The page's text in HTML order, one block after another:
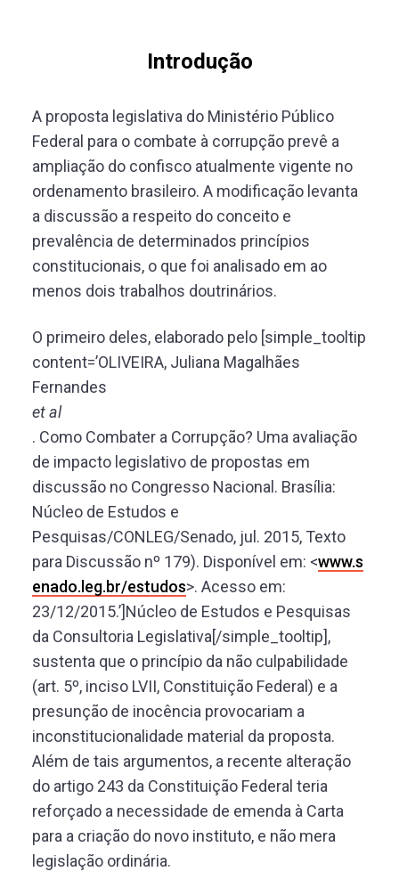
Introdução
A proposta legislativa do Ministério Público
Federal para o combate à corrupção prevê a
ampliação do confisco atualmente vigente no
ordenamento brasileiro. A modificação levanta
a discussão a respeito do conceito e
prevalência de determinados princípios
constitucionais, o que foi analisado em ao
menos dois trabalhos doutrinários.
O primeiro deles, elaborado pelo [simple_tooltip
content=’OLIVEIRA, Juliana Magalhães
Fernandes
et al
. Como Combater a Corrupção? Uma avaliação
de impacto legislativo de propostas em
discussão no Congresso Nacional. Brasília:
Núcleo de Estudos e
Pesquisas/CONLEG/Senado, jul. 2015, Texto
para Discussão nº 179). Disponível em: <www.s
enado.leg.br/estudos>. Acesso em:
23/12/2015.’]Núcleo de Estudos e Pesquisas
da Consultoria Legislativa[/simple_tooltip],
sustenta que o princípio da não culpabilidade
(art. 5º, inciso LVII, Constituição Federal) e a
presunção de inocência provocariam a
inconstitucionalidade material da proposta.
Além de tais argumentos, a recente alteração
do artigo 243 da Constituição Federal teria
reforçado a necessidade de emenda à Carta
para a criação do novo instituto, e não mera
legislação ordinária.